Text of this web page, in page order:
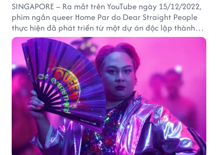
SINGAPORE – Ra mắt trên YouTube ngày 15/12/2022,
phim ngắn queer Home Par do Dear Straight People
thực hiện đã phát triển từ một dự án độc lập thành
tác phẩm tiếp cận khán giả quốc tế thông qua nền
tảng LGBTQ+ GagaOOLala. FabulousMe tham gia với
vai trò nhà tài trợ chính thức, trong khi nhà sáng lập
Lan Vu đảm nhiệm vị trí executive producer.